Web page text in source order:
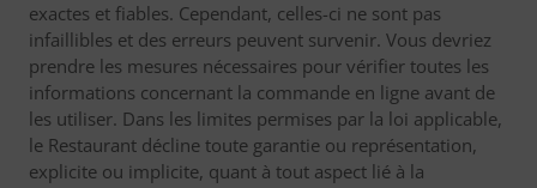
exactes et fiables. Cependant, celles-ci ne sont pas
infaillibles et des erreurs peuvent survenir. Vous devriez
prendre les mesures nécessaires pour vérifier toutes les
informations concernant la commande en ligne avant de
les utiliser. Dans les limites permises par la loi applicable,
le Restaurant décline toute garantie ou représentation,
explicite ou implicite, quant à tout aspect lié à la